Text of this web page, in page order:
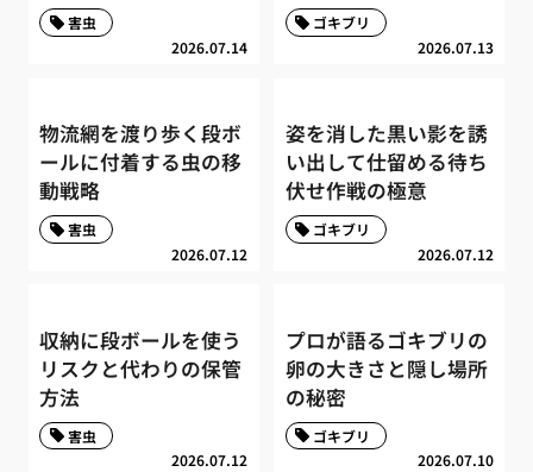
2026.07.14
害虫
2026.07.13
ゴキブリ
物流網を渡り歩く段ボ
ールに付着する虫の移
動戦略
2026.07.12
害虫
姿を消した黒い影を誘
い出して仕留める待ち
伏せ作戦の極意
2026.07.12
ゴキブリ
収納に段ボールを使う
リスクと代わりの保管
方法
2026.07.12
害虫
プロが語るゴキブリの
卵の大きさと隠し場所
の秘密
2026.07.10
ゴキブリ